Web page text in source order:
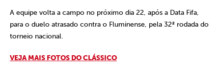
A equipe volta a campo no próximo dia 22, após a Data Fifa,
para o duelo atrasado contra o Fluminense, pela 32ª rodada do
torneio nacional.
VEJA MAIS FOTOS DO CLÁSSICO